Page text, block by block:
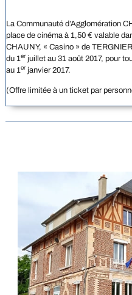
La Communauté d’Agglomération
place de cinéma à 1,50 € valable
CHAUNY, « Casino » de
du 1erjuillet au 31 août 2017, pour
au 1erjanvier 2017.
(Offre limitée à un ticket par